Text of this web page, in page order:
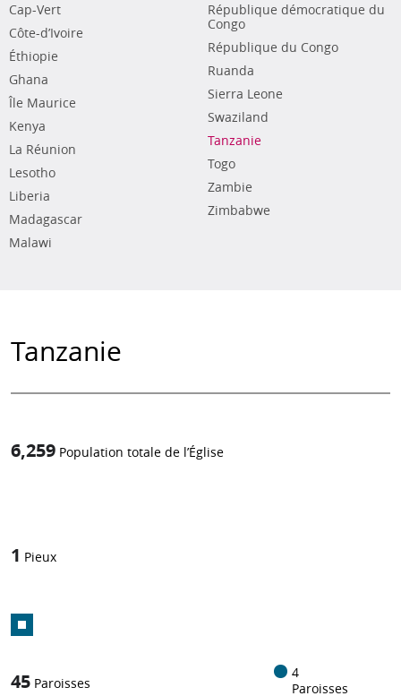
Cap-Vert
Côte-d’Ivoire
Éthiopie
Ghana
Île Maurice
Kenya
La Réunion
Lesotho
Liberia
Madagascar
Malawi
République démocratique du
Congo
République du Congo
Ruanda
Sierra Leone
Swaziland
Tanzanie
Togo
Zambie
Zimbabwe
Tanzanie
6,259 Population totale de l’Église
1 Pieux
45 Paroisses
4
Paroisses